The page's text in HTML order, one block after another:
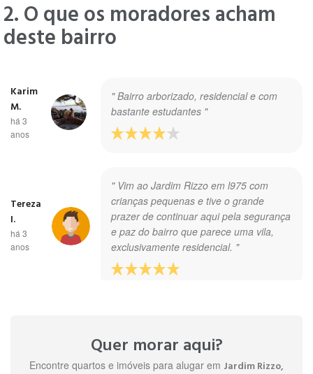
2. O que os moradores acham
deste bairro
" Bairro arborizado, residencial e com
bastante estudantes "
Karim
M.
há 3
anos
" Vim ao Jardim Rizzo em l975 com
crianças pequenas e tive o grande
prazer de continuar aqui pela segurança
e paz do bairro que parece uma vila,
exclusivamente residencial. "
Tereza
I.
há 3
anos
Quer morar aqui?
Encontre quartos e imóveis para alugar em Jardim Rizzo,